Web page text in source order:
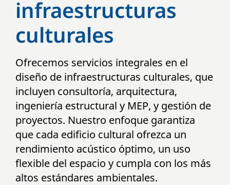
infraestructuras
culturales
Ofrecemos servicios integrales en el
diseño de infraestructuras culturales, que
incluyen consultoría, arquitectura,
ingeniería estructural y MEP, y gestión de
proyectos. Nuestro enfoque garantiza
que cada edificio cultural ofrezca un
rendimiento acústico óptimo, un uso
flexible del espacio y cumpla con los más
altos estándares ambientales.